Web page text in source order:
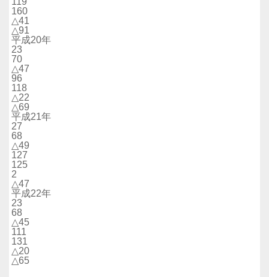
160
△41
△91
平成20年
23
70
△47
96
118
△22
△69
平成21年
27
68
△49
127
125
2
△47
平成22年
23
68
△45
111
131
△20
△65